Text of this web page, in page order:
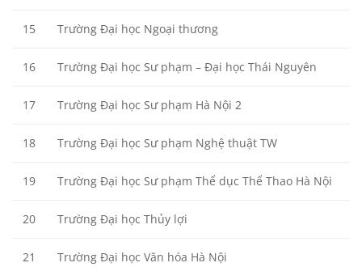
15 Trường Đại học Ngoại thương
16 Trường Đại học Sư phạm – Đại học Thái Nguyên
17 Trường Đại học Sư phạm Hà Nội 2
18 Trường Đại học Sư phạm Nghệ thuật TW
19 Trường Đại học Sư phạm Thể dục Thể Thao Hà Nội
20 Trường Đại học Thủy lợi
21 Trường Đại học Văn hóa Hà Nội